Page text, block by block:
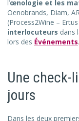
l’œnologie et les
Oenobrands, Diam,
(Process2Wine –
interlocuteurs dans
lors des Événements.
Une check-
jours
Dans les deux